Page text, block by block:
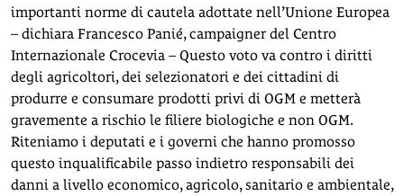
importanti norme di cautela adottate nell’Unione Europea
– dichiara Francesco Panié, campaigner del Centro
Internazionale Crocevia – Questo voto va contro i diritti
degli agricoltori, dei selezionatori e dei cittadini di
produrre e consumare prodotti privi di OGM e metterà
gravemente a rischio le filiere biologiche e non OGM.
Riteniamo i deputati e i governi che hanno promosso
questo inqualificabile passo indietro responsabili dei
danni a livello economico, agricolo, sanitario e ambientale,